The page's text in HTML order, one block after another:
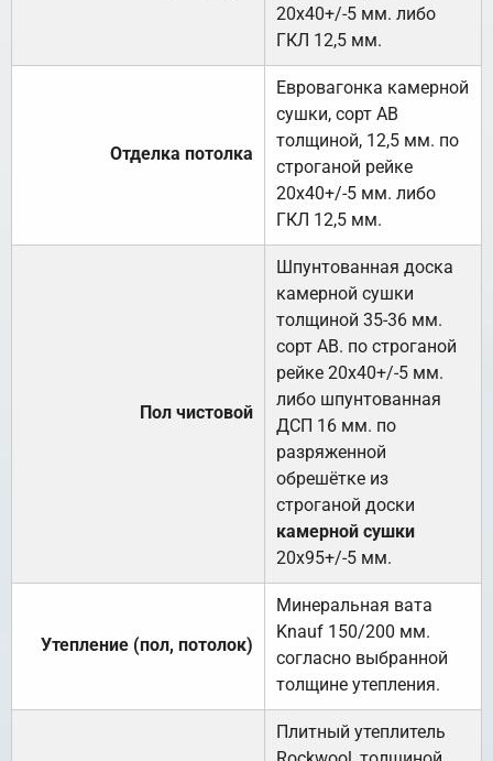
20х40+/-5 мм. либо
ГКЛ 12,5 мм.
Отделка потолка
Евровагонка камерной
сушки, сорт АВ
толщиной, 12,5 мм. по
строганой рейке
20х40+/-5 мм. либо
ГКЛ 12,5 мм.
Пол чистовой
Шпунтованная доска
камерной сушки
толщиной 35-36 мм.
сорт АВ. по строганой
рейке 20х40+/-5 мм.
либо шпунтованная
ДСП 16 мм. по
разряженной
обрешётке из
строганой доски
камерной сушки
20х95+/-5 мм.
Утепление (пол, потолок)
Минеральная вата
Knauf 150/200 мм.
согласно выбранной
толщине утепления.
Плитный утеплитель